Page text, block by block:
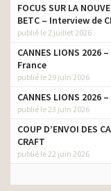
FOCUS SUR LA
BETC – Interview de
publié le 2 juillet 2026
CANNES LIONS
France
publié le 29 juin 2026
CANNES LIONS
publié le 23 juin 2026
COUP D’ENVOI DES
CRAFT
publié le 22 juin 2026